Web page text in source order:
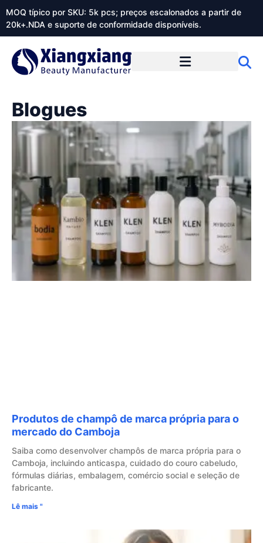
MOQ típico por SKU: 5k pcs; preços escalonados a partir de
20k+.NDA e suporte de conformidade disponíveis.
Blogues
Produtos de champô de marca própria para o
mercado do Camboja
Saiba como desenvolver champôs de marca própria para o
Camboja, incluindo anticaspa, cuidado do couro cabeludo,
fórmulas diárias, embalagem, comércio social e seleção de
fabricante.
Lê mais "